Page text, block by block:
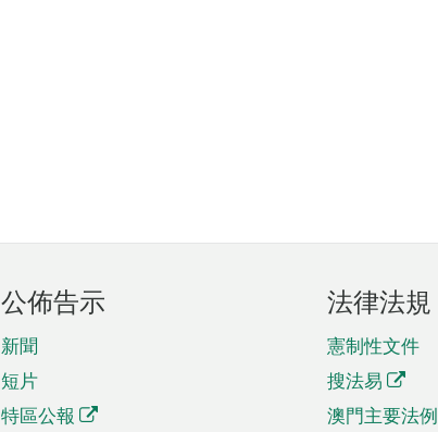
公佈告示
新聞
短片
特區公報
法律法規
憲制性文件
搜法易
澳門主要法例